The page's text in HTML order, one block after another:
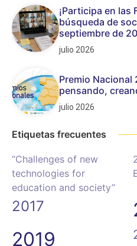
¡Participa en las
búsqueda de
septiembre de
julio 2026
Premio Nacional
pensando,
julio 2026
Etiquetas frecuentes
“Challenges of new
technologies for
education and society”
2017
2019